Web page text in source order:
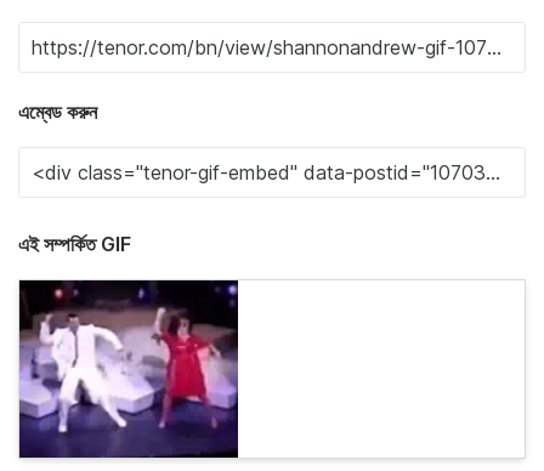
এম্বেড করুন
এই সম্পর্কিত GIF